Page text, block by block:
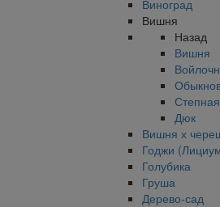
Виноград
Вишня
Назад
Вишня
Степная
Дюк
Вишня х
Годжи
Голубика
Груша
Дерево-сад